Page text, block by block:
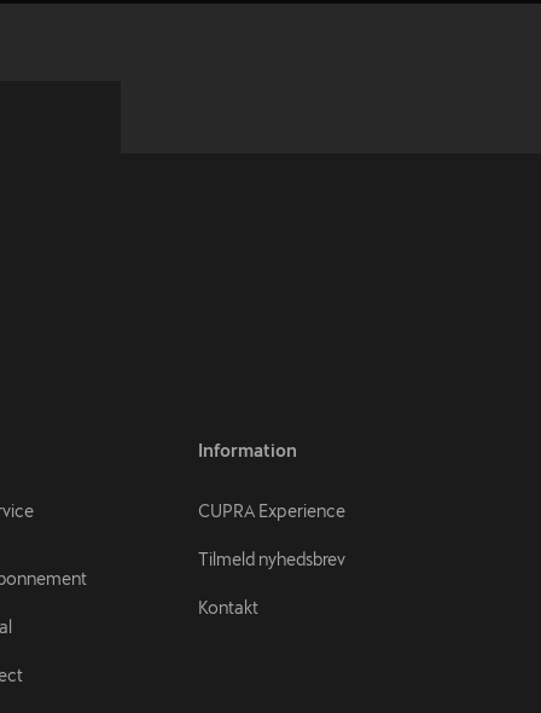
Information
CUPRA Experience
Tilmeld nyhedsbrev
Kontakt